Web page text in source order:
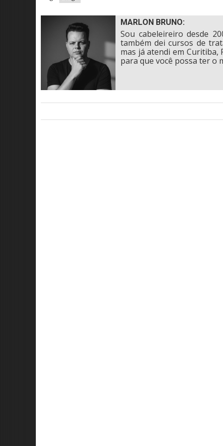
MARLON BRUNO:
Sou cabeleireiro desde
também dei cursos de
mas já atendi em Curitiba,
para que você possa ter o